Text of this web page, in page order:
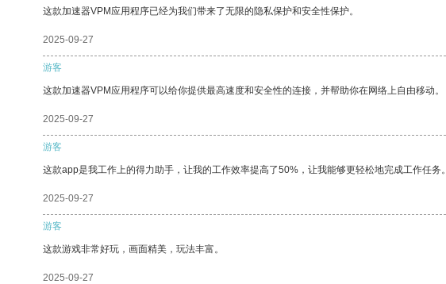
这款加速器VPM应用程序已经为我们带来了无限的隐私保护和安全性保护。
2025-09-27
游客
这款加速器VPM应用程序可以给你提供最高速度和安全性的连接，并帮助你在网络上自由移动。
2025-09-27
游客
这款app是我工作上的得力助手，让我的工作效率提高了50%，让我能够更轻松地完成工作任务。
2025-09-27
游客
这款游戏非常好玩，画面精美，玩法丰富。
2025-09-27